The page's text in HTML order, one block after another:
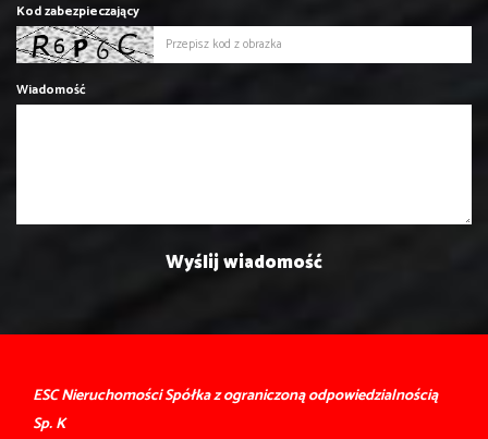
Kod zabezpieczający
Wiadomość
ESC Nieruchomości Spółka z ograniczoną odpowiedzialnością
Sp. K